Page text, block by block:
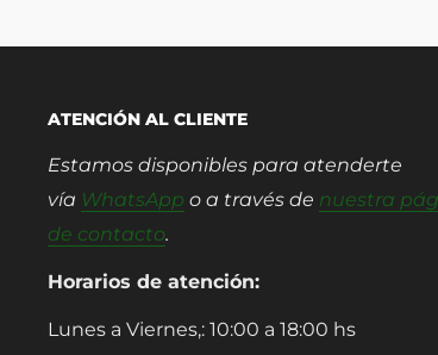
ATENCIÓN AL CLIENTE
Estamos disponibles para atenderte
vía WhatsApp o a través de nuestra
de contacto.
Horarios de atención:
Lunes a Viernes,: 10:00 a 18:00 hs